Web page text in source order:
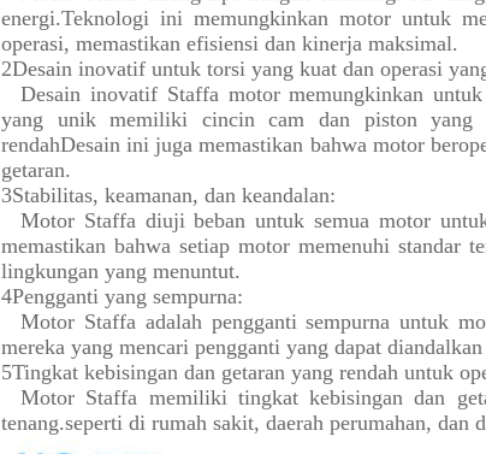
energi.Teknologi ini memungkinkan motor untuk
operasi, memastikan efisiensi dan kinerja maksimal.
2Desain inovatif untuk torsi yang kuat dan operasi
Desain inovatif Staffa motor memungkinkan
yang unik memiliki cincin cam dan piston yang
rendahDesain ini juga memastikan bahwa motor
getaran.
3Stabilitas, keamanan, dan keandalan:
Motor Staffa diuji beban untuk semua motor
memastikan bahwa setiap motor memenuhi standar
lingkungan yang menuntut.
4Pengganti yang sempurna:
Motor Staffa adalah pengganti sempurna untuk
mereka yang mencari pengganti yang dapat
5Tingkat kebisingan dan getaran yang rendah untuk
Motor Staffa memiliki tingkat kebisingan dan
tenang.seperti di rumah sakit, daerah perumahan, dan